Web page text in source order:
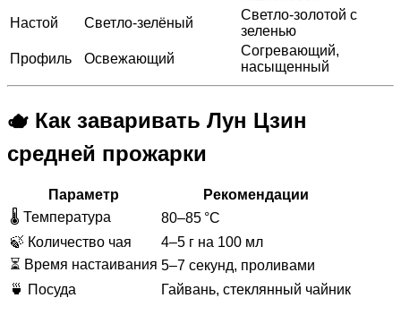
Настой
Светло-зелёный
Светло-золотой с
зеленью
Профиль
Освежающий
Согревающий,
насыщенный
🫖 Как заваривать Лун Цзин
средней прожарки
Параметр
Рекомендации
🌡 Температура
80–85 °C
🍃 Количество чая
4–5 г на 100 мл
⏳ Время настаивания 5–7 секунд, проливами
🍵 Посуда
Гайвань, стеклянный чайник